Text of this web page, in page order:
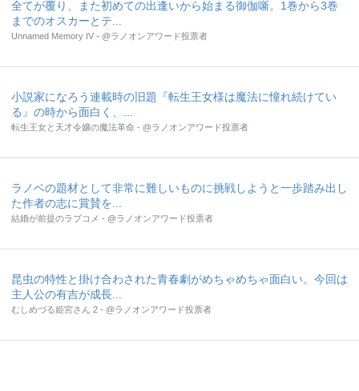
全てが覆り、また初めての出逢いから始まる御伽噺。1巻から3巻
までのオスカーとテ...
Unnamed Memory IV - @ラノオンアワード投票者
小説家になろう連載時の旧題『転生王女様は魔法に憧れ続けてい
る』の時から面白く、...
転生王女と天才令嬢の魔法革命 - @ラノオンアワード投票者
ラノベの題材として非常に難しいものに挑戦しようと一歩踏み出し
た作者の志に賞賛を...
結婚が前提のラブコメ - @ラノオンアワード投票者
昆虫の特性と掛け合わされた青春劇がめちゃめちゃ面白い。今回は
主人公の有吉が成長...
むしめづる姫宮さん 2 - @ラノオンアワード投票者